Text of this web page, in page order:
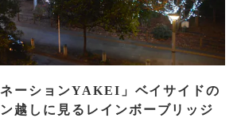
ネーションYAKEI」ベイサイドの
越しに見るレインボーブリッジ